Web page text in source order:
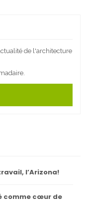
de l'architecture
l’Arizona!
comme cœur de